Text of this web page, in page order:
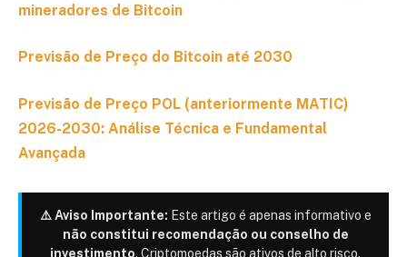
mineradores de Bitcoin
Previsão de Preço do Bitcoin até 2030
Previsão de Preço POL (anteriormente MATIC)
2026-2030: Análise Técnica e Fundamental
Avançada
⚠️ Aviso Importante: Este artigo é apenas informativo e
não constitui recomendação ou conselho de
investimento. Criptomoedas são ativos de alto risco.